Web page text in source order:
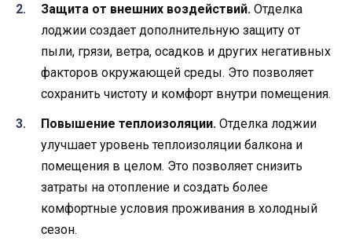
Защита от внешних воздействий. Отделка
лоджии создает дополнительную защиту от
пыли, грязи, ветра, осадков и других негативных
факторов окружающей среды. Это позволяет
сохранить чистоту и комфорт внутри помещения.
Повышение теплоизоляции. Отделка лоджии
улучшает уровень теплоизоляции балкона и
помещения в целом. Это позволяет снизить
затраты на отопление и создать более
комфортные условия проживания в холодный
сезон.